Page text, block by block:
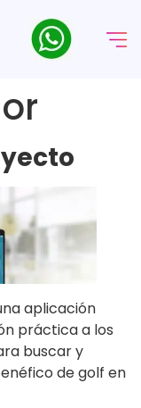
aplicación
práctica a los
buscar y
de golf en